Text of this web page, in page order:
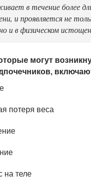
в течение более
и проявляется не
и в физическом
могут
потеря веса
на теле